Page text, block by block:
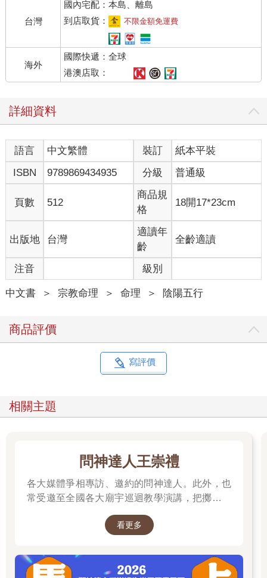
東方青龍七宿：角、亢、氐、房、心、尾、箕
北方玄武七宿：斗、牛、女、虛、危、室、壁
西方白虎七宿：奎、婁、胃、昴、畢、觜、參
南方朱雀七宿：井、鬼、柳、星、張、翼、軫
除了二十八個星宿之外，還有與它們關係密切的一些星官，如墳
墓、離宮、附耳、伐、鉞、積屍、右轄、左轄、長沙、神宮等，
輔官或輔座。唐代的二十八宿，包括輔官或輔座星在內，總共有
183 顆星。
二十八宿所劃分的天區，並不是均等的，其中最大的是井宿，達
到30 度多，比一個宮位還寬，而最小的是觜宿，僅占0.5 度，在
《星學大成》中，所用的二十八宿都是當時的約數，與現在的資
料可能有些出入。而且由於歲差的緣故，四百多年前的節氣點與
現在會有較大出入，推命時還需使用現在的星曆表。在命理學
中，二十八宿與十二宮相互對應，每個宮位囊括兩、三個星宿。
由於宮位分界與星宿度數並不完全重合，在推命時要特別注意。
古人又對二十八宿的屬性進行劃分，將其與七曜對應起來，又對
每個星宿賦予了象徵性的動物，如：角宿屬木，為蛟，所以又稱
角木蛟；房宿屬日，為兔，故又稱房日兔等等，使得二十八宿更
加形象化。
星曜神煞的位置 十二宮
宮、命理十二宮等等，確定宮位是占星推命的前提。◎地支十二
古人將黃道劃分為十二段，分別以十二地支來命名，從寅宮開始
自東向西逆數即是。每宮約30 度（古人以日數為度數，各宮度數
屬金，巳申宮屬水，午宮屬太陽，未宮屬太陰。屬性確定後，自
然衍生出了相互之間的相生相剋關係，又與七政四餘產生了主難
恩仇用的關係，這些都是推命的重要依據。
◎十二次
古人以歲星紀年，十二年一周天，所以正好將黃道分為十二個部
火、鶉首、實沈、大梁、降婁、娵訾。十二次與地支十二宮一一
對應。
台灣
國內宅配：本島、離島
到店取貨：
不限金額免運費
海外
國際快遞：全球
港澳店取：
詳細資料
語言 中文繁體 裝訂
紙本平裝
ISBN
9789869434935 分級 普通級
頁數 512
商品規
格
18開17*23cm
出版地 台灣
適讀年
齡
全齡適讀
注音 級別
中文書 ＞ 宗教命理 ＞ 命理 ＞ 陰陽五行
商品評價
寫評價
相關主題
問神達人王崇禮
各大媒體爭相專訪、邀約的問神達人。此外，也
常受邀至全國各大廟宇巡迴教學演講，把擲筊、
看更多